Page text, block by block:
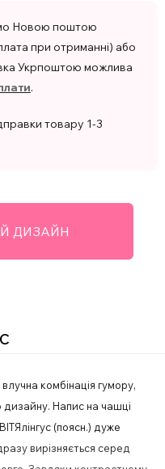
Новою поштою
при отриманні) або
Укрпоштою можлива
.
товару 1-3
ДИЗАЙН
комбінація гумору,
дизайну. Напис на чашці
(поясн.) дуже
вирізняється серед